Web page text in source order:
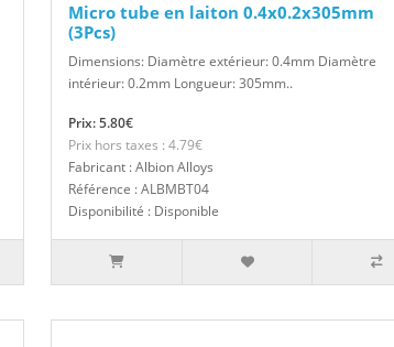
Micro tube en laiton 0.4x0.2x305mm
(3Pcs)
Dimensions: Diamètre extérieur: 0.4mm Diamètre
intérieur: 0.2mm Longueur: 305mm..
Prix: 5.80€
Prix hors taxes : 4.79€
Fabricant : Albion Alloys
Référence : ALBMBT04
Disponibilité : Disponible